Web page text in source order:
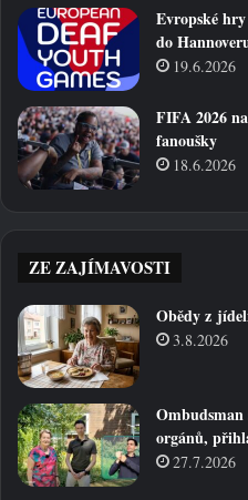
Evropské
do
19.6.2026
FIFA 2026
fanoušky
18.6.2026
ZE ZAJÍMAVOSTI
Obědy z
3.8.2026
orgánů,
27.7.2026